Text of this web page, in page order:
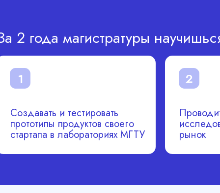
2 года магистратуры
Создавать и тестировать
прототипы продуктов своего
стартапа в лабораториях МГТУ рынок
1 2